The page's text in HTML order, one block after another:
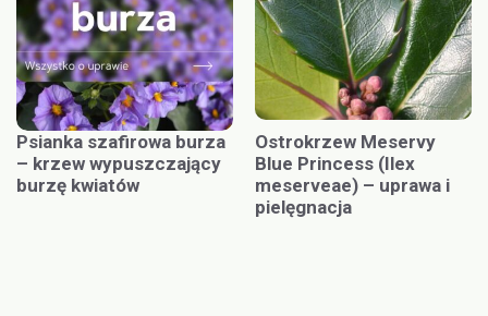
Psianka szafirowa burza
– krzew wypuszczający
burzę kwiatów
Ostrokrzew Meservy
Blue Princess (Ilex
meserveae) – uprawa i
pielęgnacja